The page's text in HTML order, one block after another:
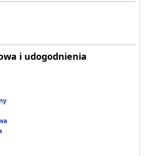
i udogodnienia